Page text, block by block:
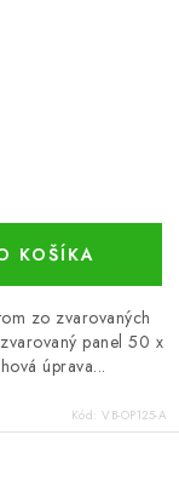
KOŠÍKA
zo zvarovaných
panel 50 x
úprava...
Kód: VB-OP125-A